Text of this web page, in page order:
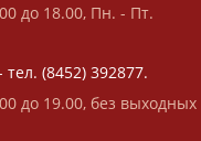
до 18.00, Пн. - Пт.
(8452) 392877.
до 19.00, без выходных